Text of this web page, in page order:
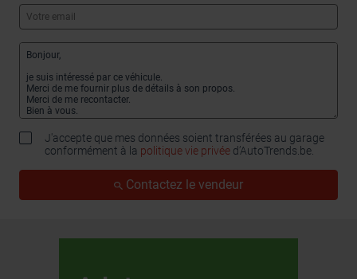
J'accepte que mes données soient transférées au garage
conformément à la politique vie privée d’AutoTrends.be.
Contactez le vendeur